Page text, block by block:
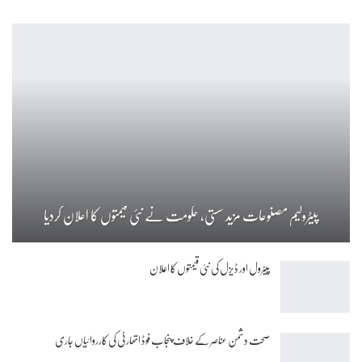
پیٹرولیم مصنوعات مزید سستی، حکومت نے نئی قیمتوں کا اعلان کردیا
پیٹرول اور ڈیزل کی نئی قیمتوں کا اعلان
صحت دشمن عناصر کے خلاف پنجاب فوڈ اتھارٹی کی کارروائیاں جاری